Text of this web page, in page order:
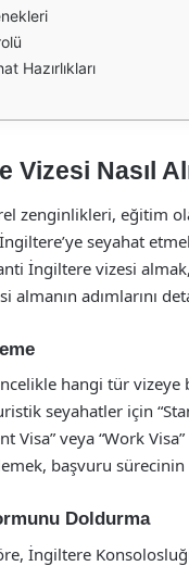
Hazırlıkları
Nasıl
zenginlikleri, eğitim
seyahat
İngiltere vizesi
almanın adımlarını
hangi tür
seyahatler için
Visa” veya “Work
başvuru sürecinin
Doldurma
İngiltere